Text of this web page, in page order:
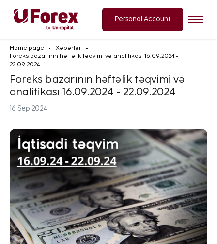
Personal Account
Home page
Xəbərlər
Foreks bazarının həftəlik təqvimi və analitikası 16.09.2024 -
22.09.2024
Foreks bazarının həftəlik təqvimi və
analitikası 16.09.2024 - 22.09.2024
16 Sep 2024